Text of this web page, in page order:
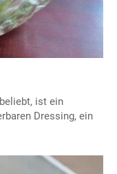
ist ein
Dressing, ein